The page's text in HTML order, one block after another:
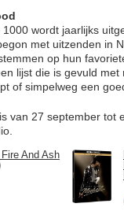
1000 wordt jaarlijks
met uitzenden in
op hun
lijst die is gevuld
of simpelweg een
van 27 september
And Ash